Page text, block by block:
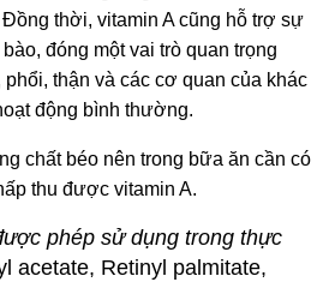
thời, vitamin A cũng hỗ trợ sự
đóng một vai trò quan trọng
thận và các cơ quan của khác
động bình thường.
chất béo nên trong bữa ăn cần có
thu được vitamin A.
phép sử dụng trong thực
acetate, Retinyl palmitate,